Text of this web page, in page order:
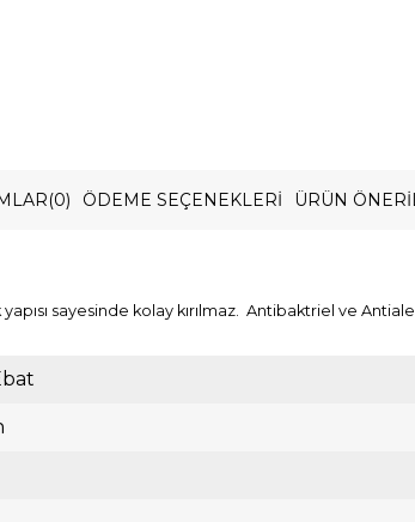
(0) ÖDEME SEÇENEKLERI ÜRÜN
sayesinde kolay kırılmaz. Antibaktriel ve